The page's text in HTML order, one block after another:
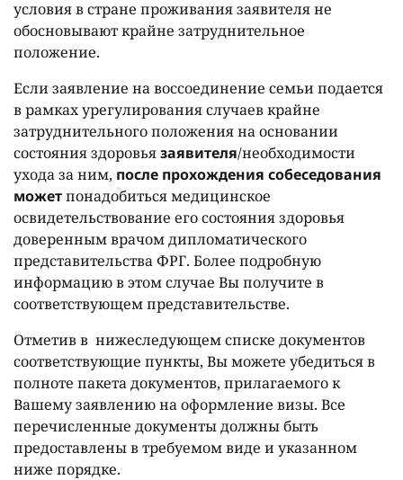
условия в стране проживания заявителя не
обосновывают крайне затруднительное
положение.
Если заявление на воссоединение семьи подается
в рамках урегулирования случаев крайне
затруднительного положения на основании
состояния здоровьязаявителя/необходимости
ухода за ним, после прохождения собеседования
можетпонадобиться медицинское
освидетельствование его состояния здоровья
доверенным врачом дипломатического
представительства ФРГ. Более подробную
информацию в этом случае Вы получите в
соответствующем представительстве.
Отметив в нижеследующем списке документов
соответствующие пункты, Вы можете убедиться в
полноте пакета документов, прилагаемого к
Вашему заявлению на оформление визы. Все
перечисленные документы должны быть
предоставлены в требуемом виде и указанном
ниже порядке.